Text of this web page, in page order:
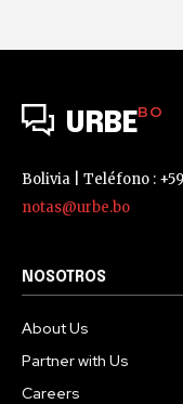
URBEBO
Bolivia | Teléfono :
notas@urbe.bo
NOSOTROS
About Us
Partner with Us
Careers